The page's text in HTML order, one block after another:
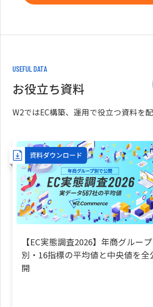
USEFUL DATA
お役立ち資料
W2ではEC構築、運用で役立つ資料を配
【EC実態調査2026】年商グループ
別・16指標の平均値と中央値を全
開